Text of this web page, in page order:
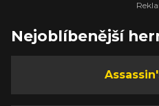
Nejoblíbenější